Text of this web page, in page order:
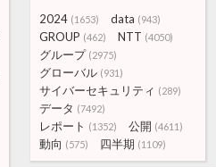
2024 (1653) data (943)
GROUP (462) NTT (4050)
グループ (2975)
グローバル (931)
サイバーセキュリティ (289)
データ (7492)
レポート (1352) 公開 (4611)
動向 (575) 四半期 (1109)